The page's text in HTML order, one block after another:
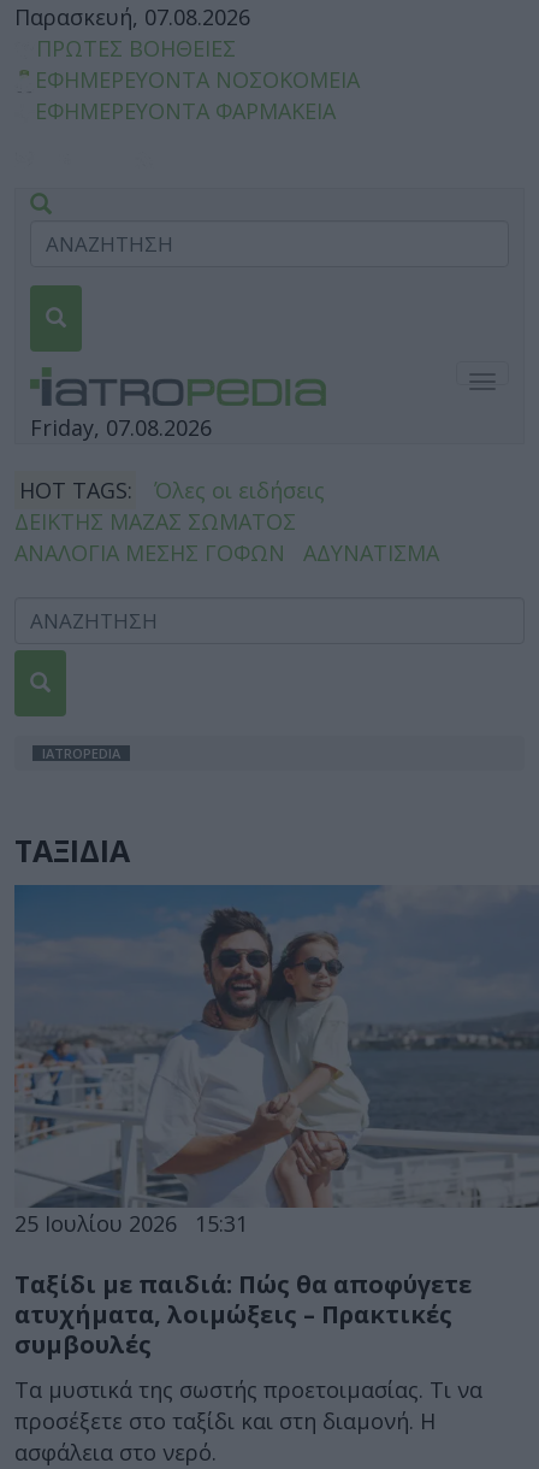
Παρασκευή, 07.08.2026
ΠΡΩΤΕΣ ΒΟΗΘΕΙΕΣ
ΕΦΗΜΕΡΕΥΟΝΤΑ ΝΟΣΟΚΟΜΕΙΑ
ΕΦΗΜΕΡΕΥΟΝΤΑ ΦΑΡΜΑΚΕΙΑ
Friday, 07.08.2026
HOT TAGS:
Όλες οι ειδήσεις
ΔΕΙΚΤΗΣ ΜΑΖΑΣ ΣΩΜΑΤΟΣ
ΑΝΑΛΟΓΙΑ ΜΕΣΗΣ ΓΟΦΩΝ
ΑΔΥΝΑΤΙΣΜΑ
IATROPEDIA
ΤΑΞΙΔΙΑ
25 Ιουλίου 2026 15:31
Ταξίδι με παιδιά: Πώς θα αποφύγετε
ατυχήματα, λοιμώξεις – Πρακτικές
συμβουλές
Τα μυστικά της σωστής προετοιμασίας. Τι να
προσέξετε στο ταξίδι και στη διαμονή. Η
ασφάλεια στο νερό.